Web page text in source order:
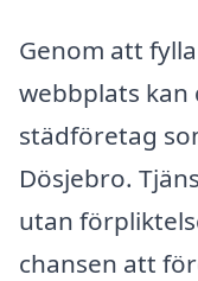
Genom att
webbplats kan
städföretag
Dösjebro.
utan
chansen att